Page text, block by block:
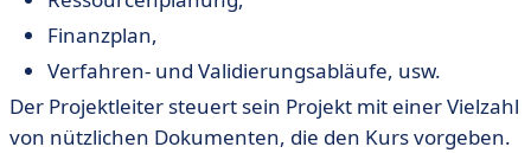
Finanzplan,
Verfahren- und Validierungsabläufe, usw.
Der Projektleiter steuert sein Projekt mit einer Vielzahl
von nützlichen Dokumenten, die den Kurs vorgeben.